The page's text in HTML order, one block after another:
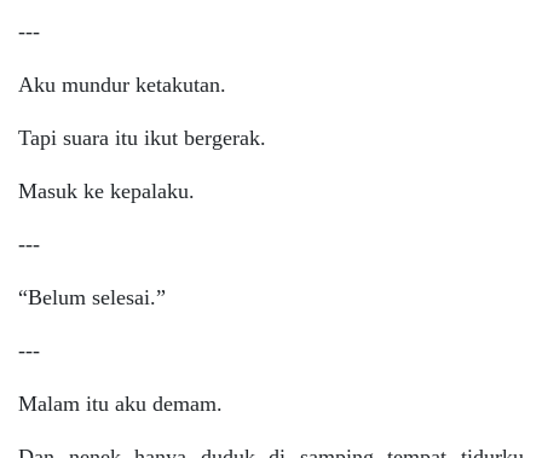
---
Aku mundur ketakutan.
Tapi suara itu ikut bergerak.
Masuk ke kepalaku.
---
“Belum selesai.”
---
Malam itu aku demam.